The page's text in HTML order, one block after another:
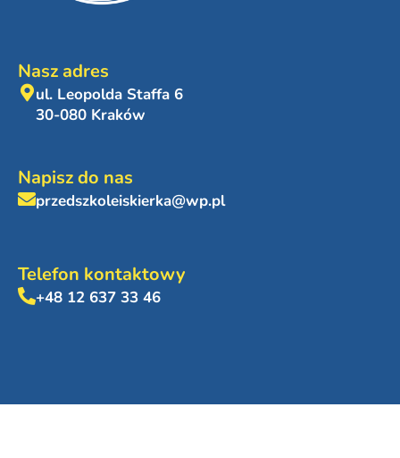
Nasz adres
ul. Leopolda Staffa 6
30-080 Kraków
Napisz do nas
przedszkoleiskierka@wp.pl
Telefon kontaktowy
+48 12 637 33 46